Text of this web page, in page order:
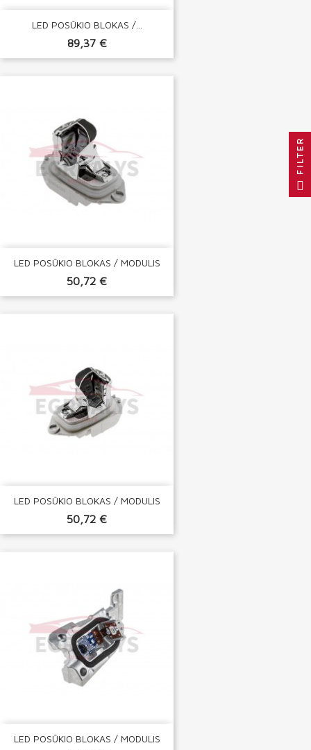
LED POSŪKIO BLOKAS /...
89,37 €
LED POSŪKIO BLOKAS / MODULIS
50,72 €
LED POSŪKIO BLOKAS / MODULIS
50,72 €
LED POSŪKIO BLOKAS / MODULIS
FILTER